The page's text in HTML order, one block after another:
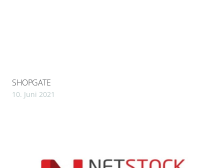
SHOPGATE
10. Juni 2021